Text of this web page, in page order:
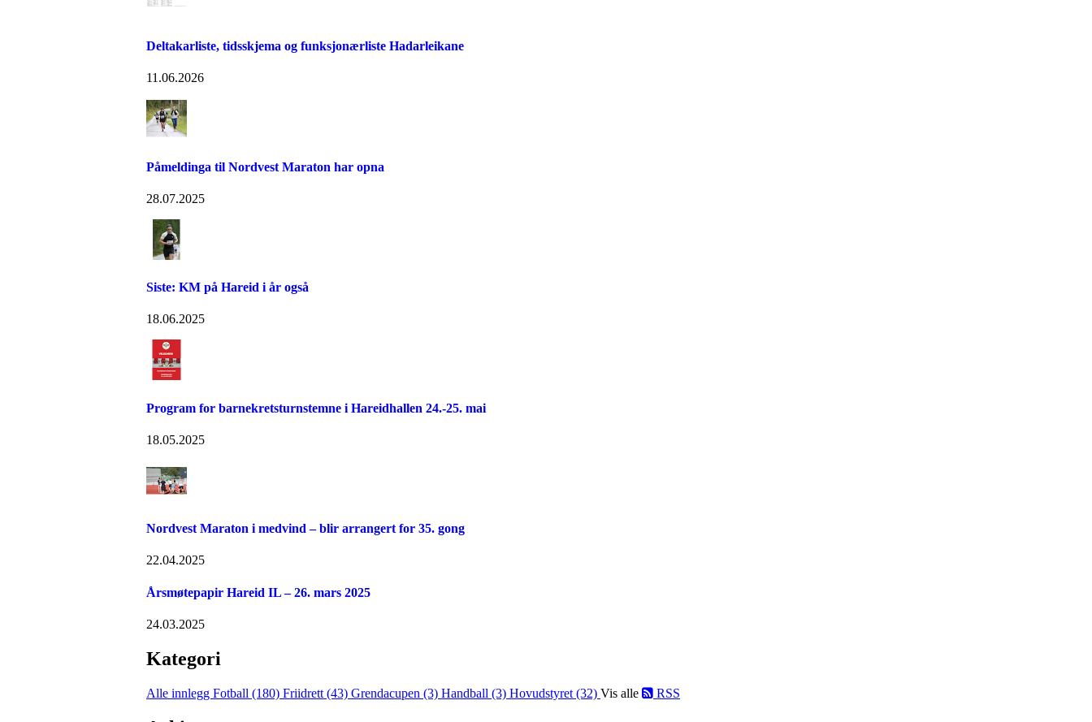
Deltakarliste, tidsskjema og funksjonærliste Hadarleikane
11.06.2026
Påmeldinga til Nordvest Maraton har opna
28.07.2025
Siste: KM på Hareid i år også
18.06.2025
Program for barnekretsturnstemne i Hareidhallen 24.-25. mai
18.05.2025
Nordvest Maraton i medvind – blir arrangert for 35. gong
22.04.2025
Årsmøtepapir Hareid IL – 26. mars 2025
24.03.2025
Kategori
Alle innlegg Fotball (180) Friidrett (43) Grendacupen (3) Handball (3) Hovudstyret (32) Vis alle RSS